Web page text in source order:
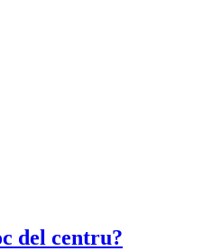
del centru?